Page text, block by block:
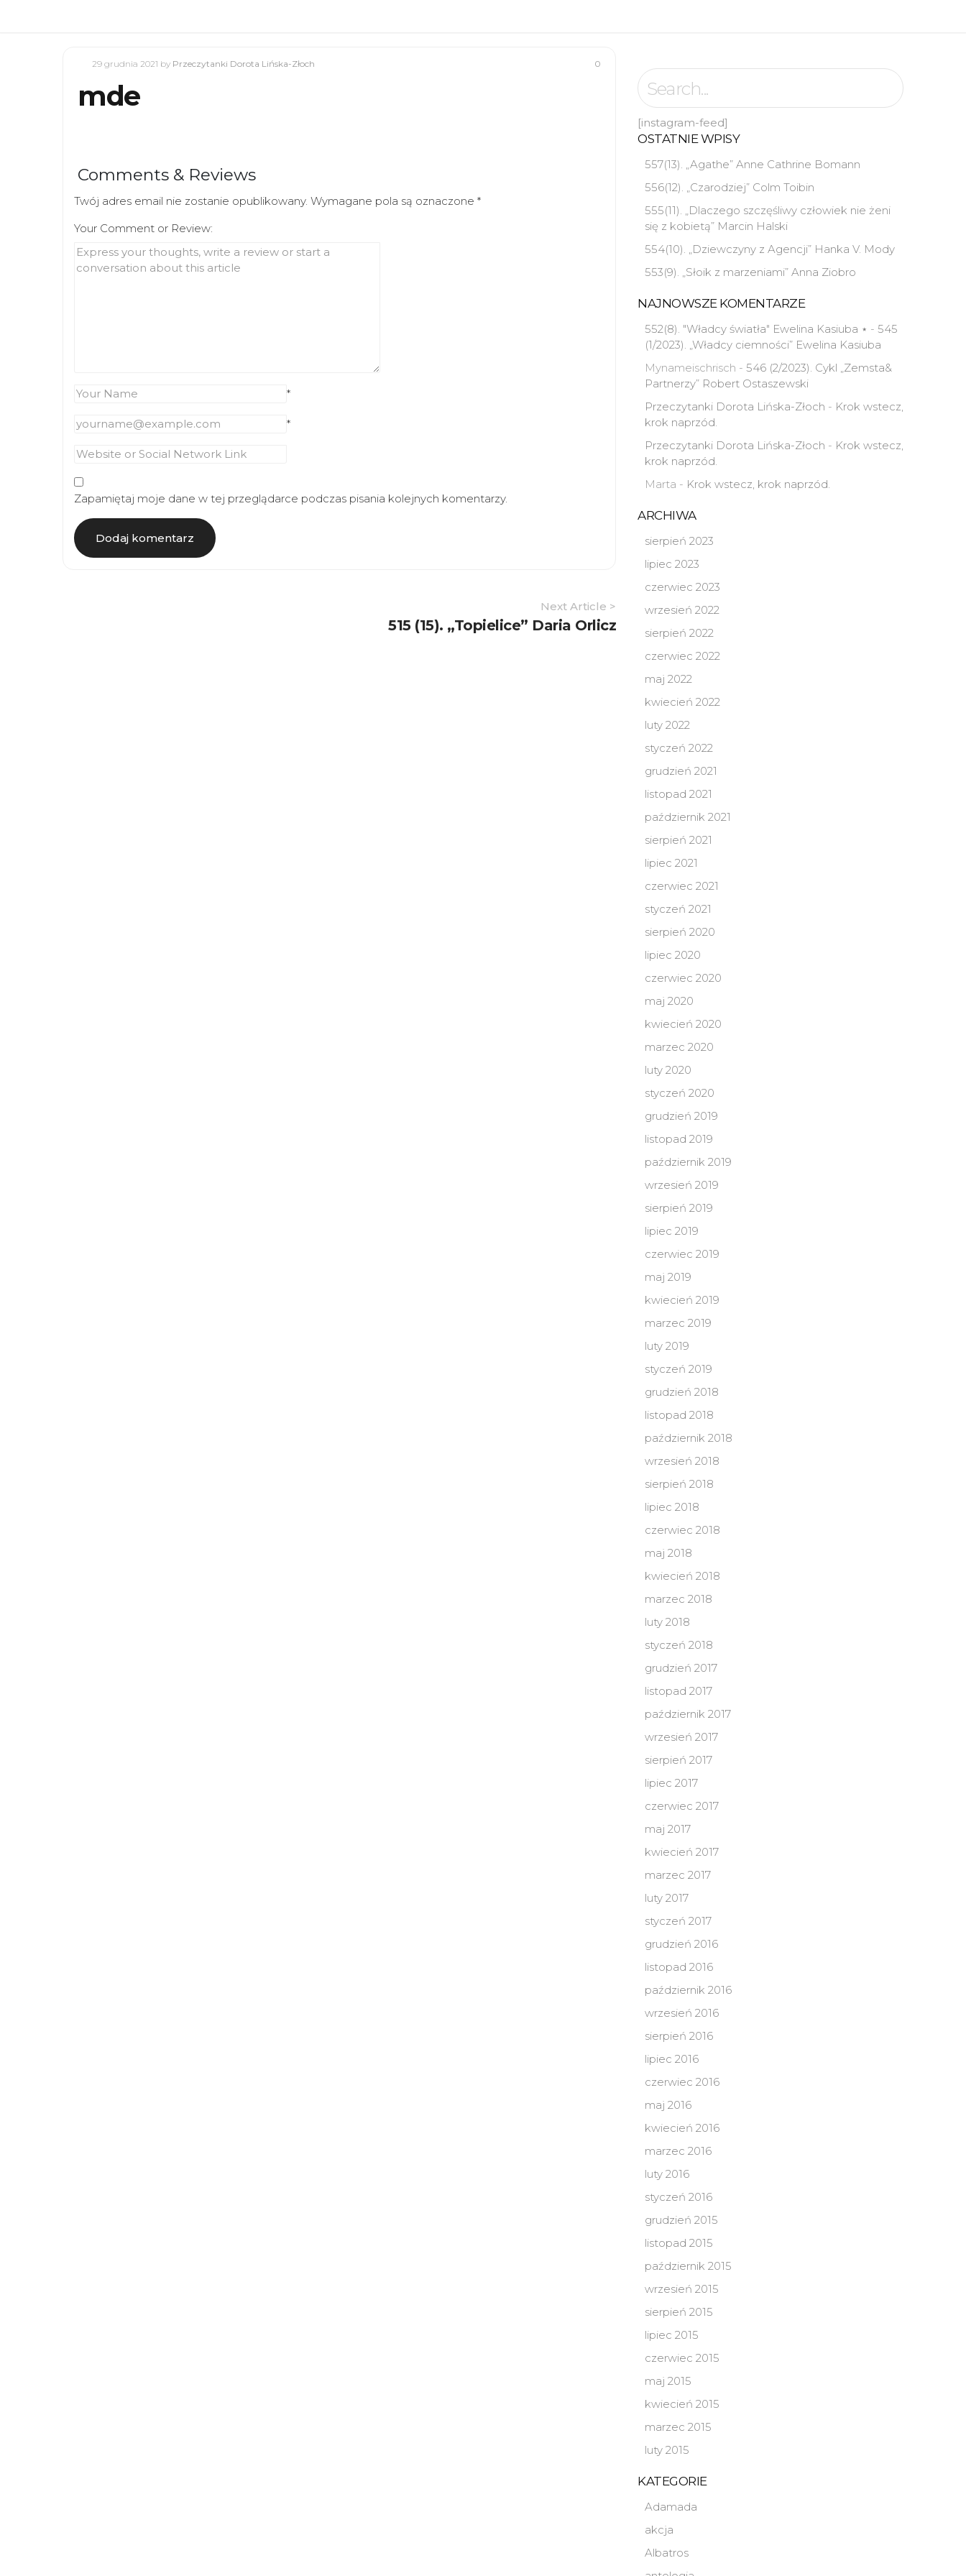
0
29 grudnia 2021 by Przeczytanki Dorota Lińska-Złoch
mde
Comments & Reviews
Twój adres email nie zostanie opublikowany. Wymagane pola są oznaczone *
Your Comment or Review:
*
*
Zapamiętaj moje dane w tej przeglądarce podczas pisania kolejnych komentarzy.
Next Article >
515 (15). „Topielice” Daria Orlicz
[instagram-feed]
OSTATNIE WPISY
557(13). „Agathe” Anne Cathrine Bomann
556(12). „Czarodziej” Colm Toibin
555(11). „Dlaczego szczęśliwy człowiek nie żeni
się z kobietą” Marcin Halski
554(10). „Dziewczyny z Agencji” Hanka V. Mody
553(9). „Słoik z marzeniami” Anna Ziobro
NAJNOWSZE KOMENTARZE
552(8). "Władcy światła" Ewelina Kasiuba ⋆ - 545
(1/2023). „Władcy ciemności” Ewelina Kasiuba
Mynameischrisch - 546 (2/2023). Cykl „Zemsta&
Partnerzy” Robert Ostaszewski
Przeczytanki Dorota Lińska-Złoch - Krok wstecz,
krok naprzód.
Przeczytanki Dorota Lińska-Złoch - Krok wstecz,
krok naprzód.
Marta - Krok wstecz, krok naprzód.
ARCHIWA
sierpień 2023
lipiec 2023
czerwiec 2023
wrzesień 2022
sierpień 2022
czerwiec 2022
maj 2022
kwiecień 2022
luty 2022
styczeń 2022
grudzień 2021
listopad 2021
październik 2021
sierpień 2021
lipiec 2021
czerwiec 2021
styczeń 2021
sierpień 2020
lipiec 2020
czerwiec 2020
maj 2020
kwiecień 2020
marzec 2020
luty 2020
styczeń 2020
grudzień 2019
listopad 2019
październik 2019
wrzesień 2019
sierpień 2019
lipiec 2019
czerwiec 2019
maj 2019
kwiecień 2019
marzec 2019
luty 2019
styczeń 2019
grudzień 2018
listopad 2018
październik 2018
wrzesień 2018
sierpień 2018
lipiec 2018
czerwiec 2018
maj 2018
kwiecień 2018
marzec 2018
luty 2018
styczeń 2018
grudzień 2017
listopad 2017
październik 2017
wrzesień 2017
sierpień 2017
lipiec 2017
czerwiec 2017
maj 2017
kwiecień 2017
marzec 2017
luty 2017
styczeń 2017
grudzień 2016
listopad 2016
październik 2016
wrzesień 2016
sierpień 2016
lipiec 2016
czerwiec 2016
maj 2016
kwiecień 2016
marzec 2016
luty 2016
styczeń 2016
grudzień 2015
listopad 2015
październik 2015
wrzesień 2015
sierpień 2015
lipiec 2015
czerwiec 2015
maj 2015
kwiecień 2015
marzec 2015
luty 2015
KATEGORIE
Adamada
akcja
Albatros